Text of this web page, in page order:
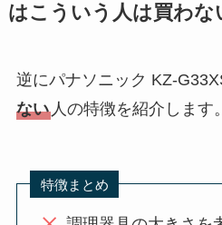
はこういう人は買わな
逆にパナソニック KZ-
ない人の特徴を紹介します。
特徴まとめ